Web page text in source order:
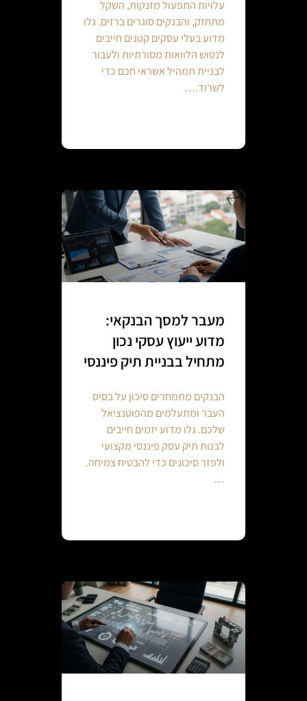
עלויות התפעול מזנקות, השקל
מתחזק, והבנקים סוגרים ברזים. גלו
מדוע בעלי עסקים קטנים חייבים
לנטוש הלוואות מסורתיות ולעבור
לבניית תמהיל אשראי חכם כדי
לשרוד.…
מעבר למסך הבנקאי:
מדוע ייעוץ עסקי נכון
מתחיל בבניית תיק פיננסי
הבנקים מתמחרים סיכון על בסיס
העבר ומתעלמים מהפוטנציאל
שלכם. גלו מדוע יזמים חייבים
לבנות תיק עסק פיננסי מקצועי
ולפזר סיכונים כדי להבטיח צמיחה.
…